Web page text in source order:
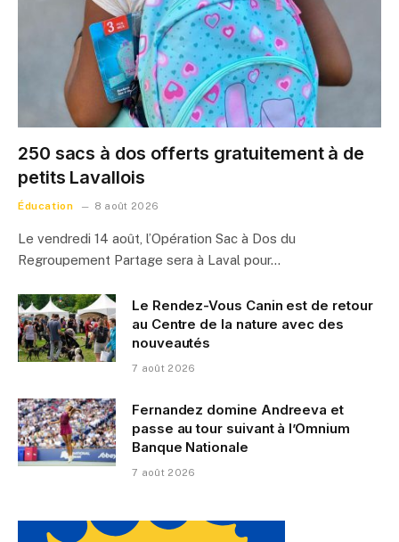
250 sacs à dos offerts gratuitement à de
petits Lavallois
Éducation 8 août 2026
Le vendredi 14 août, l’Opération Sac à Dos du
Regroupement Partage sera à Laval pour…
Le Rendez-Vous Canin est de retour
au Centre de la nature avec des
nouveautés
7 août 2026
Fernandez domine Andreeva et
passe au tour suivant à l’Omnium
Banque Nationale
7 août 2026